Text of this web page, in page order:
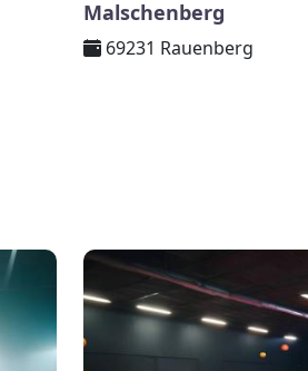
Malschenberg
69231 Rauenberg